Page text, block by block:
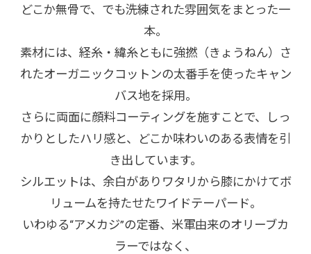
どこか無骨で、でも洗練された雰囲気をまとった一
本。
素材には、経糸・緯糸ともに強撚（きょうねん）さ
れたオーガニックコットンの太番手を使ったキャン
バス地を採用。
さらに両面に顔料コーティングを施すことで、しっ
かりとしたハリ感と、どこか味わいのある表情を引
き出しています。
シルエットは、余白がありワタリから膝にかけてボ
リュームを持たせたワイドテーパード。
いわゆる“アメカジ”の定番、米軍由来のオリーブカ
ラーではなく、